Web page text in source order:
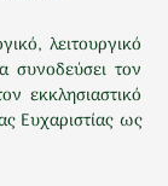
λειτουργικό
συνοδεύσει τον
εκκλησιαστικό
Ευχαριστίας ως